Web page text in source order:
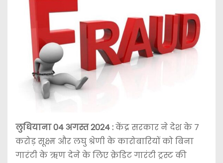
लुधियाना 04 अगस्त 2024 :केंद्र सरकार ने देश के 7
करोड़ सूक्ष्म और लघु श्रेणी के कारोबारियों को बिना
गारंटी के ऋण देने के लिए क्रेडिट गारंटी ट्रस्ट की